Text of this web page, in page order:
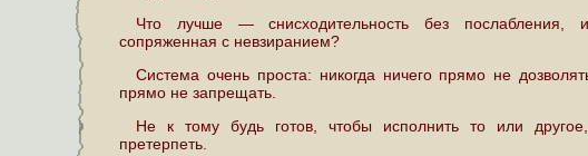
Что лучше — снисходительность без послабления,
сопряженная с невзиранием?
Система очень проста: никогда ничего прямо не
прямо не запрещать.
Не к тому будь готов, чтобы исполнить то или
претерпеть.